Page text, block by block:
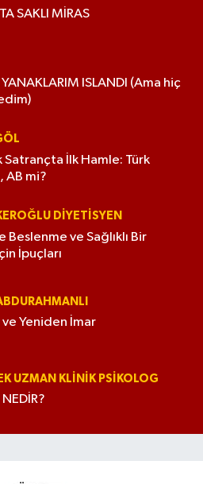
SAKLI MİRAS
ISLANDI (Ama hiç
Satrançta İlk Hamle: Türk
AB mi?
DIYETISYEN
Beslenme ve Sağlıklı Bir
İpuçları
Yeniden İmar
UZMAN KLINIK PSIKOLOG